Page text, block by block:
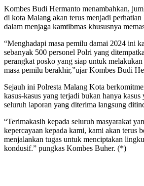
Kombes Budi Hermanto menambahkan,
di kota Malang akan terus menjadi
dalam menjaga kamtibmas khususnya
“Menghadapi masa pemilu damai 2024 ini
sebanyak 500 personel Polri yang
perangkat posko yang siap untuk
masa pemilu berakhir,”ujar Kombes Budi
Sejauh ini Polresta Malang Kota
kasus-kasus yang terjadi bukan hanya kasus
seluruh laporan yang diterima langsung
“Terimakasih kepada seluruh masyarakat
kepercayaan kepada kami, kami akan terus
menjalankan tugas untuk menciptakan
kondusif.” pungkas Kombes Buher. (*)